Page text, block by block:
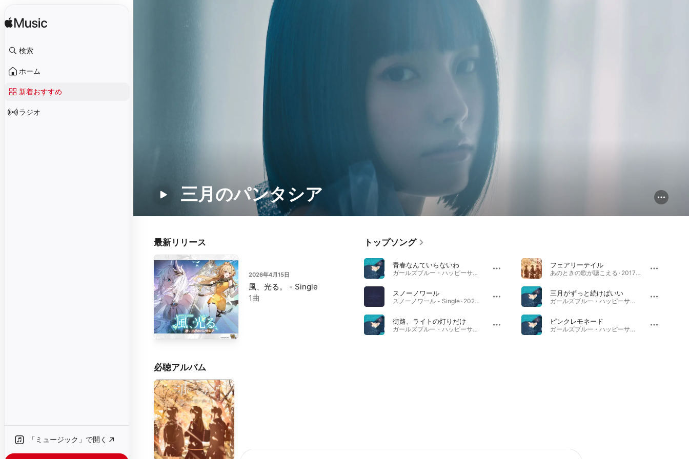
検索
ホーム
新着おすすめ
ラジオ
「ミュージック」で開く
三月のパンタシア
最新リリース
2026年4月15日
風、光る。 - Single
1曲
トップソング
青春なんていらないわ
ガールズブルー・ハッピーサッド · 2019年
スノーノワール
スノーノワール - Single · 2024年
街路、ライトの灯りだけ
ガールズブルー・ハッピーサッド · 2019年
フェアリーテイル
あのときの歌が聴こえる · 2017年
三月がずっと続けばいい
ガールズブルー・ハッピーサッド · 2019年
ピンクレモネード
ガールズブルー・ハッピーサッド · 2018年
必聴アルバム